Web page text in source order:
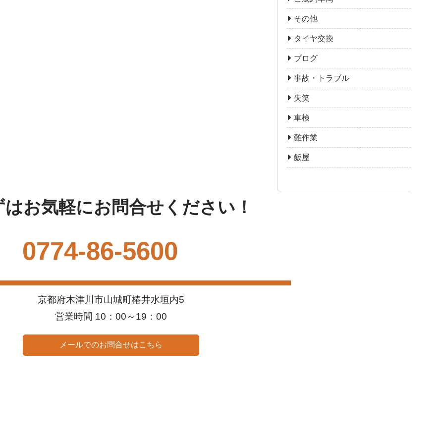
その他
タイヤ交換
ブログ
事故・トラブル
失笑
車検
難作業
飯屋
お気軽にお問合せください！
0774-86-5600
京都府木津川市山城町椿井水垣内5
営業時間 10：00～19：00
メールでのお問合せはこちら